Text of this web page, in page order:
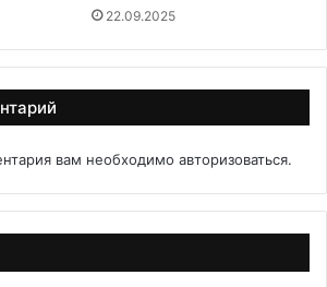
22.09.2025
вам необходимо авторизоваться.